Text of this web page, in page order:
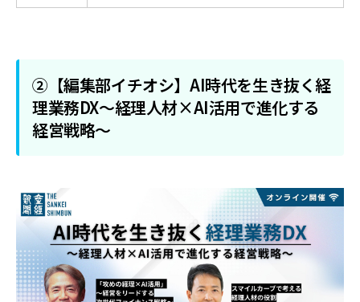
②【編集部イチオシ】AI時代を生き抜く経
理業務DX～経理人材×AI活用で進化する
経営戦略～